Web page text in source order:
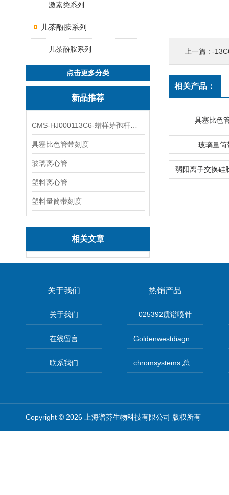
激素类系列
儿茶酚胺系列
儿茶酚胺系列
点击更多分类
新品推荐
具塞比色管带刻度
玻璃离心管
塑料离心管
塑料量筒带刻度
相关文章
上一篇 : -
相关产品：
具塞比色
玻璃量筒
关于我们
关于我们
在线留言
联系我们
热销产品
025392质谱喷针
Goldenwestdiagnostics总代
chromsystems 总代理
Copyright © 2026 上海谱芬生物科技有限公司 版权所有